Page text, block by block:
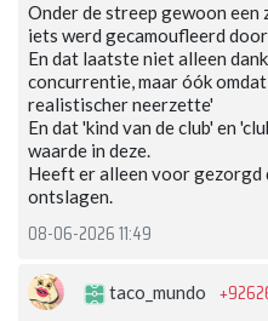
Onder de streep gewoon
iets werd gecamoufleerd
En dat laatste niet alleen
concurrentie, maar óók
realistischer neerzette'
En dat 'kind van de club' en
waarde in deze.
Heeft er alleen voor gezorgd
ontslagen.
08-06-2026 11:49
taco_mundo